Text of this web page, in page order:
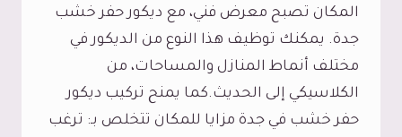
المكان تصبح معرض فني، مع ديكور حفر خشب
جدة. يمكنك توظيف هذا النوع من الديكور في
مختلف أنماط المنازل والمساحات، من
الكلاسيكي إلى الحديث.كما يمنح تركيب ديكور
حفر خشب في جدة مزايا للمكان تتخلص بـ: ترغب